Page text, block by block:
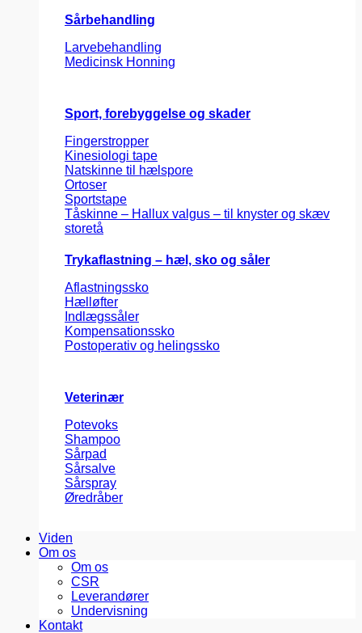
Sårbehandling
Larvebehandling
Medicinsk Honning
Sport, forebyggelse og skader
Fingerstropper
Kinesiologi tape
Natskinne til hælspore
Ortoser
Sportstape
Tåskinne – Hallux valgus – til knyster og skæv
storetå
Trykaflastning – hæl, sko og såler
Aflastningssko
Hælløfter
Indlægssåler
Kompensationssko
Postoperativ og helingssko
Veterinær
Potevoks
Shampoo
Sårpad
Sårsalve
Sårspray
Øredråber
Viden
Om os
Om os
CSR
Leverandører
Undervisning
Kontakt